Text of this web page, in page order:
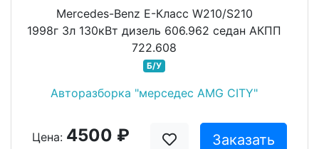
Mercedes-Benz E-Класс W210/S210
1998г 3л 130кВт дизель 606.962 седан АКПП
722.608
Б/У
Авторазборка "мерседес AMG CITY"
Цена: 4500 ₽ Заказать